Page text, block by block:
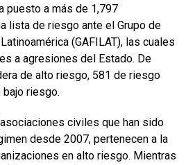
puesto a más de 1,797
lista de riesgo ante el Grupo de
(GAFILAT), las cuales
a agresiones del Estado. De
de alto riesgo, 581 de riesgo
riesgo.
civiles que han sido
desde 2007, pertenecen a la
en alto riesgo. Mientras